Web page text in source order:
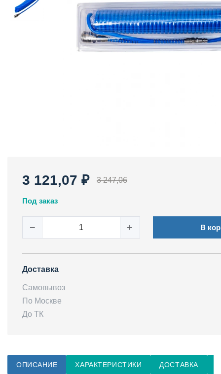
3 121,07 ₽ 3 247,06
Под заказ
− + В
Доставка
Самовывоз
По Москве
До ТК
ОПИСАНИЕ ХАРАКТЕРИСТИКИ ДОСТАВКА